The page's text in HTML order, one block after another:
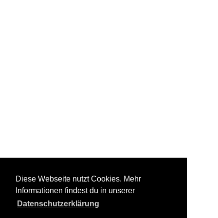
Diese Webseite nutzt Cookies. Mehr
Informationen findest du in unserer
Datenschutzerklärung